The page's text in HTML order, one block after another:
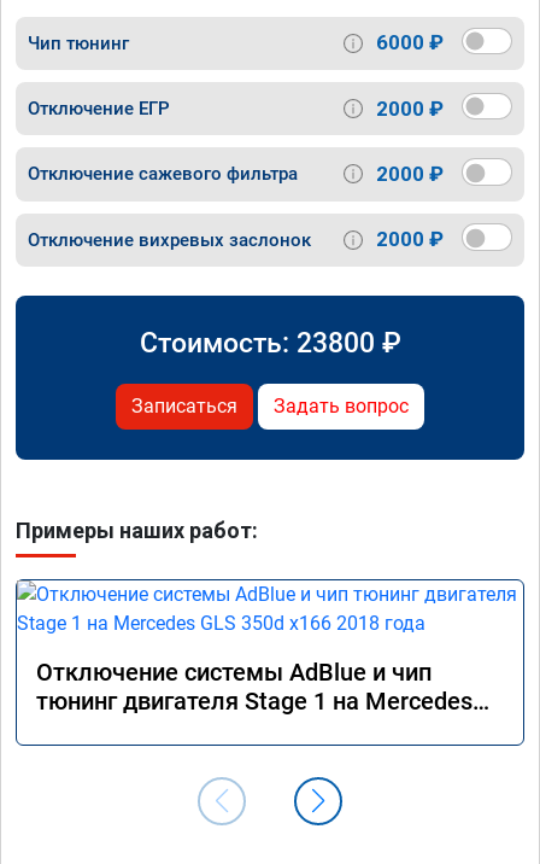
Чип тюнинг 6000 ₽
Отключение ЕГР 2000 ₽
Отключение сажевого фильтра 2000 ₽
Отключение вихревых заслонок 2000 ₽
Стоимость: 23800 ₽
Записаться Задать вопрос
Примеры наших работ:
Отключение системы AdBlue и чип
тюнинг двигателя Stage 1 на Mercedes